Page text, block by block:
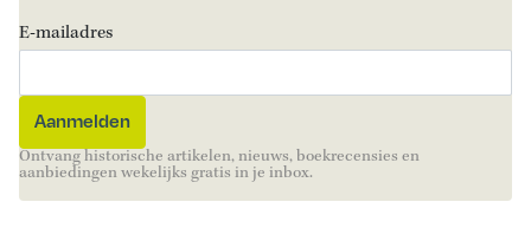
E-mailadres
Ontvang historische artikelen, nieuws, boekrecensies en
aanbiedingen wekelijks gratis in je inbox.